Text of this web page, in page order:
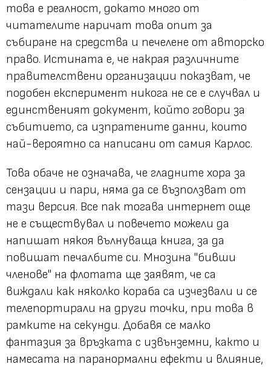
това е реалност, докато много от
читателите наричат това опит за
събиране на средства и печелене от авторско
право. Истината е, че накрая различните
правителствени организации показват, че
подобен експеримент никога не се е случвал и
единственият документ, който говори за
събитието, са изпратените данни, които
най-вероятно са написани от самия Карлос.
Това обаче не означава, че гладните хора за
сензации и пари, няма да се възползват от
тази версия. Все пак тогава интернет още
не е съществувал и повечето можели да
напишат някоя вълнуваща книга, за да
повишат печалбите си. Мнозина "бивши
членове" на флотата ще заявят, че са
виждали как няколко кораба са изчезвали и се
телепортирали на други точки, при това в
рамките на секунди. Добавя се малко
фантазия за връзката с извънземни, както и
намесата на паранормални ефекти и влияние,